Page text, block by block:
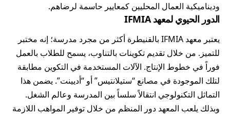
وديناميكية العمال المحليين كمعايير حاسمة لرضاهم.
الدور الحيوي لمعهد IFMIA
يعتبر معهد IFMIA بالقنيطرة أكثر من مجرد مدرسة؛ إنه مختبر
للتميز. من خلال تقديم تكوينات بالتناوب، يسمح للطلاب بالعمل
فوراً في خطوط الإنتاج. الآلات المستخدمة في التكوين مطابقة
لتلك الموجودة في مصانع “ستيلانتيس” أو “أديينت”. يضمن هذا
التماثل التكنولوجي انتقالاً سلساً بين المدرسة وعالم الشغل.
وبذلك يلعب المعهد دور المنظم من خلال توفير المواهب اللازمة